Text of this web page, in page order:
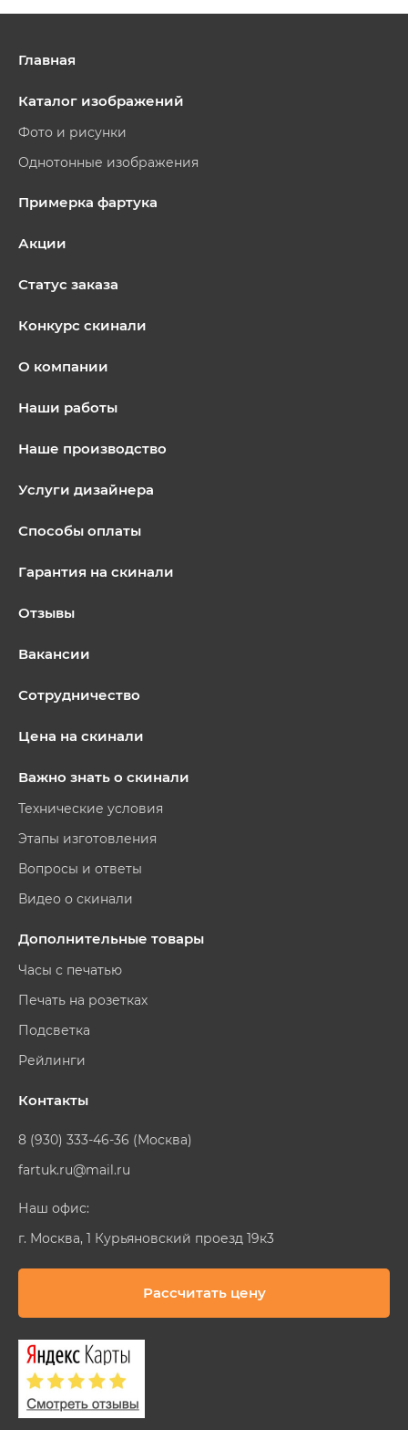
Главная
Каталог изображений
Фото и рисунки
Однотонные изображения
Примерка фартука
Акции
Статус заказа
Конкурс скинали
О компании
Наши работы
Наше производство
Услуги дизайнера
Способы оплаты
Гарантия на скинали
Отзывы
Вакансии
Сотрудничество
Цена на скинали
Важно знать о скинали
Технические условия
Этапы изготовления
Вопросы и ответы
Видео о скинали
Дополнительные товары
Часы с печатью
Печать на розетках
Подсветка
Рейлинги
Контакты
8 (930) 333-46-36 (Москва)
fartuk.ru@mail.ru
Наш офис:
г. Москва, 1 Курьяновский проезд 19к3
Рассчитать цену